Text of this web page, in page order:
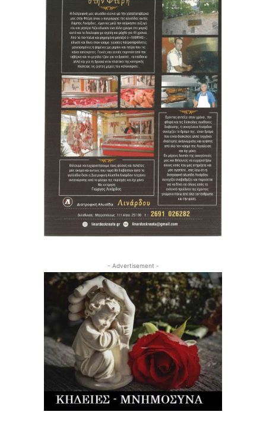
- Advertisement -